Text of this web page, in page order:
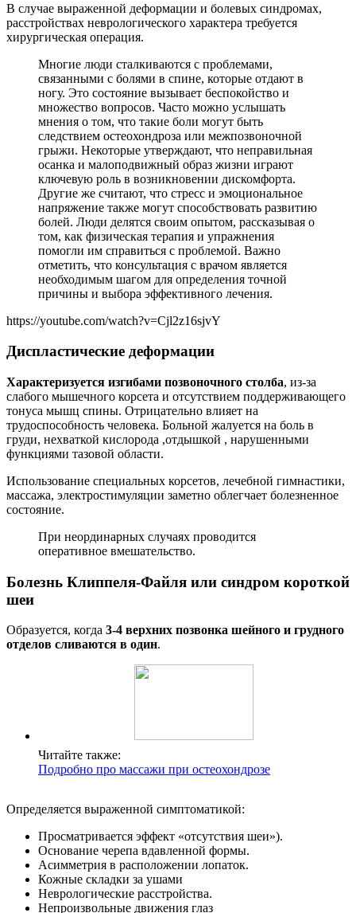
В случае выраженной деформации и болевых синдромах,
расстройствах неврологического характера требуется
хирургическая операция.
Многие люди сталкиваются с проблемами,
связанными с болями в спине, которые отдают в
ногу. Это состояние вызывает беспокойство и
множество вопросов. Часто можно услышать
мнения о том, что такие боли могут быть
следствием остеохондроза или межпозвоночной
грыжи. Некоторые утверждают, что неправильная
осанка и малоподвижный образ жизни играют
ключевую роль в возникновении дискомфорта.
Другие же считают, что стресс и эмоциональное
напряжение также могут способствовать развитию
болей. Люди делятся своим опытом, рассказывая о
том, как физическая терапия и упражнения
помогли им справиться с проблемой. Важно
отметить, что консультация с врачом является
необходимым шагом для определения точной
причины и выбора эффективного лечения.
https://youtube.com/watch?v=Cjl2z16sjvY
Диспластические деформации
Характеризуется изгибами позвоночного столба, из-за
слабого мышечного корсета и отсутствием поддерживающего
тонуса мышц спины. Отрицательно влияет на
трудоспособность человека. Больной жалуется на боль в
груди, нехваткой кислорода ,отдышкой , нарушенными
функциями тазовой области.
Использование специальных корсетов, лечебной гимнастики,
массажа, электростимуляции заметно облегчает болезненное
состояние.
При неординарных случаях проводится
оперативное вмешательство.
Болезнь Клиппеля-Файля или синдром короткой
шеи
Образуется, когда 3-4 верхних позвонка шейного и грудного
отделов сливаются в один.
Читайте также:
Подробно про массажи при остеохондрозе
Определяется выраженной симптоматикой:
Просматривается эффект «отсутствия шеи»).
Основание черепа вдавленной формы.
Асимметрия в расположении лопаток.
Кожные складки за ушами
Неврологические расстройства.
Непроизвольные движения глаз